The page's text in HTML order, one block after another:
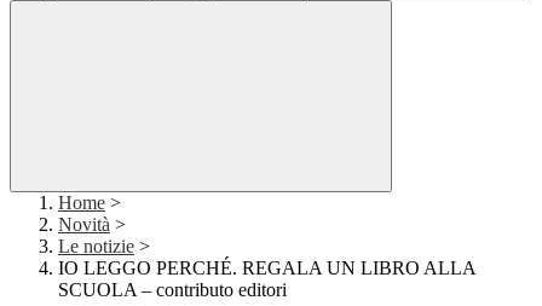
Home >
Novità >
Le notizie >
IO LEGGO PERCHÉ. REGALA UN LIBRO ALLA
SCUOLA – contributo editori